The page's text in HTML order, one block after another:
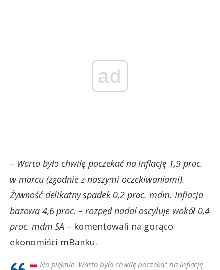
ad
– Warto było chwilę poczekać na inflację 1,9 proc.
w marcu (zgodnie z naszymi oczekiwaniami).
Żywność delikatny spadek 0,2 proc. mdm. Inflacja
bazowa 4,6 proc. – rozpęd nadal oscyluje wokół 0,4
proc. mdm SA – komentowali na gorąco
ekonomiści mBanku.
No pięknie. Warto było chwilę poczekać na inflację